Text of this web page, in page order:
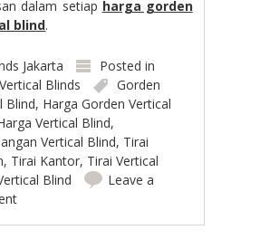
dalam setiap harga gorden
blind.
Jakarta
Posted in
Blinds
Gorden
Blind, Harga Gorden Vertical
Vertical Blind,
Vertical Blind, Tirai
, Tirai Kantor, Tirai Vertical
Blind
Leave a